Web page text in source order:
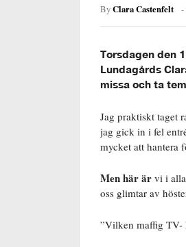
ByClara Castenfelt -
Torsdagen den
Lundagårds
missa och ta
Jag praktiskt taget
jag gick in i fel
mycket att hantera
Men här är vi i
oss glimtar av
”Vilken maffig TV-